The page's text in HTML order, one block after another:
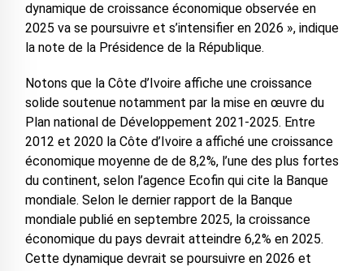
dynamique de croissance économique observée en
2025 va se poursuivre et s’intensifier en 2026 », indique
la note de la Présidence de la République.
Notons que la Côte d’Ivoire affiche une croissance
solide soutenue notamment par la mise en œuvre du
Plan national de Développement 2021-2025. Entre
2012 et 2020 la Côte d’Ivoire a affiché une croissance
économique moyenne de de 8,2%, l’une des plus fortes
du continent, selon l’agence Ecofin qui cite la Banque
mondiale. Selon le dernier rapport de la Banque
mondiale publié en septembre 2025, la croissance
économique du pays devrait atteindre 6,2% en 2025.
Cette dynamique devrait se poursuivre en 2026 et